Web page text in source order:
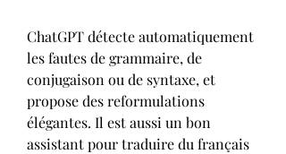
ChatGPT détecte automatiquement
les fautes de grammaire, de
conjugaison ou de syntaxe, et
propose des reformulations
élégantes. Il est aussi un bon
assistant pour traduire du français